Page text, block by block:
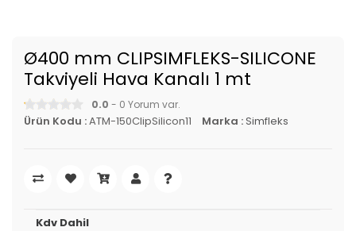
Ø400 mm CLIPSIMFLEKS-SILICONE
Takviyeli Hava Kanalı 1 mt
0.0 - 0 Yorum var.
Ürün Kodu :ATM-150ClipSilicon11 Marka :Simfleks
Kdv Dahil